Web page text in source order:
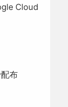
Cloud
布